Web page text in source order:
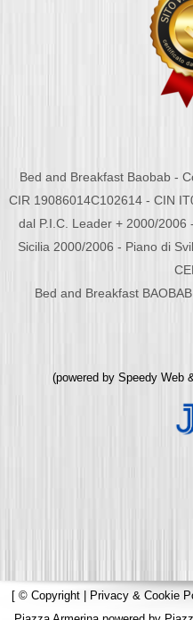
Bed and Breakfast Baobab -
CIR 19086014C102614 - CIN
dal P.I.C. Leader + 2000/
Sicilia 2000/2006 - Piano di
Bed and Breakfast
(powered by Speedy Web
[ © Copyright | Privacy & Cookie